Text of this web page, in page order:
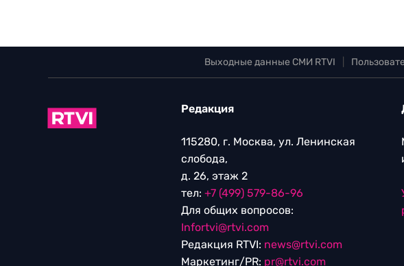
Выходные данные СМИ RTVI
Редакция
115280, г. Москва, ул. Ленинская
слобода,
д. 26, этаж 2
тел: +7 (499) 579-86-96
Для общих вопросов:
Infortvi@rtvi.com
Редакция RTVI: news@rtvi.com
Маркетинг/PR: pr@rtvi.com